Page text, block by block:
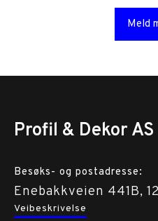
Profil & Dekor AS
Besøks- og postadresse:
Enebakkveien 441B,
Veibeskrivelse